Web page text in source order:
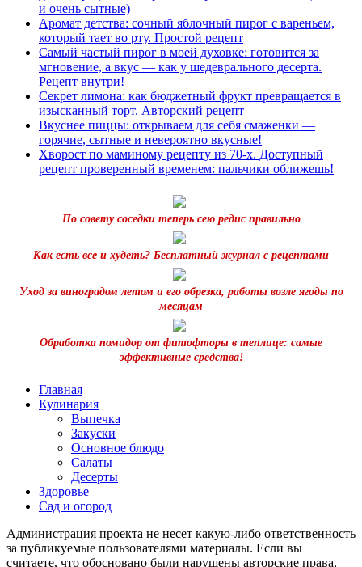
и очень сытные)
Аромат детства: сочный яблочный пирог с вареньем,
который тает во рту. Простой рецепт
Самый частый пирог в моей духовке: готовится за
мгновение, а вкус — как у шедеврального десерта.
Рецепт внутри!
Секрет лимона: как бюджетный фрукт превращается в
изысканный торт. Авторский рецепт
Вкуснее пиццы: открываем для себя смаженки —
горячие, сытные и невероятно вкусные!
Хворост по маминому рецепту из 70-х. Доступный
рецепт проверенный временем: пальчики оближешь!
По совету соседки теперь сею редис правильно
Как есть все и худеть? Бесплатный журнал с рецептами
Уход за виноградом летом и его обрезка, работы возле ягоды по
месяцам
Обработка помидор от фитофторы в теплице: самые
эффективные средства!
Главная
Кулинария
Выпечка
Закуски
Основное блюдо
Салаты
Десерты
Здоровье
Сад и огород
Администрация проекта не несет какую-либо ответственность
за публикуемые пользователями материалы. Если вы
считаете, что обосновано были нарушены авторские права,